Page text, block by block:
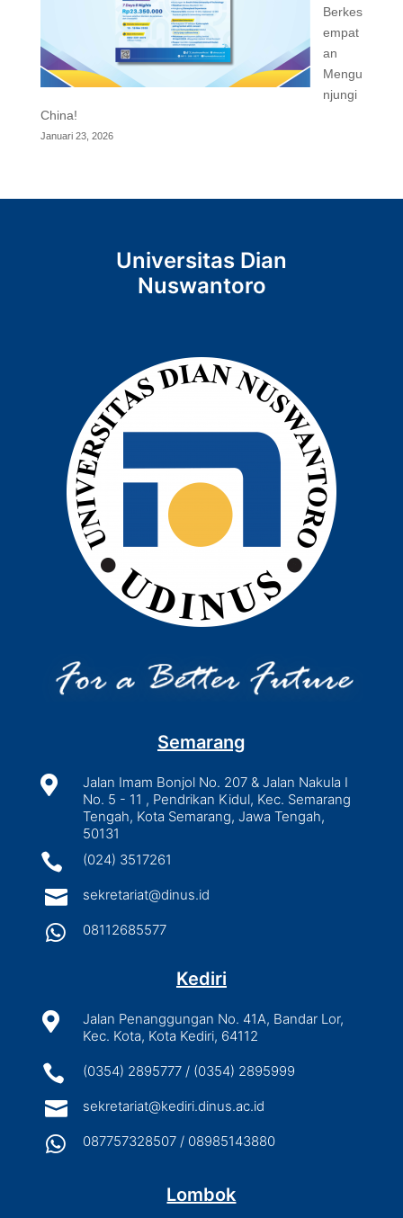
Berkes
empat
an
Mengu
njungi
China!
Januari 23, 2026
Universitas Dian
Nuswantoro
Semarang

Jalan Imam Bonjol No. 207 & Jalan Nakula I
No. 5 - 11 , Pendrikan Kidul, Kec. Semarang
Tengah, Kota Semarang, Jawa Tengah,
50131
 (024) 3517261
 sekretariat@dinus.id
 08112685577
Kediri

Jalan Penanggungan No. 41A, Bandar Lor,
Kec. Kota, Kota Kediri, 64112
 (0354) 2895777 / (0354) 2895999
 sekretariat@kediri.dinus.ac.id
 087757328507 / 08985143880
Lombok